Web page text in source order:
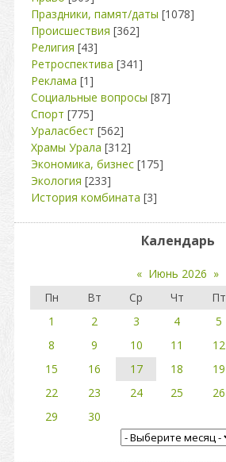
Праздники, памят/даты [1078]
Происшествия [362]
Религия [43]
Ретроспектива [341]
Реклама [1]
Социальные вопросы [87]
Спорт [775]
Ураласбест [562]
Храмы Урала [312]
Экономика, бизнес [175]
Экология [233]
История комбината [3]
Календарь
« Июнь 2026 »
Пн
Вт Ср Чт Пт
1
2 3 4 5
8
9 10 11 12
15
16 17 18 19
22
23 24 25 26
29
30